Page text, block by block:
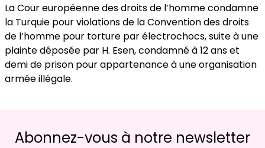
La Cour européenne des droits de l’homme condamne
la Turquie pour violations de la Convention des droits
de l’homme pour torture par électrochocs, suite à une
plainte déposée par H. Esen, condamné à 12 ans et
demi de prison pour appartenance à une organisation
armée illégale.
Abonnez-vous à notre newsletter